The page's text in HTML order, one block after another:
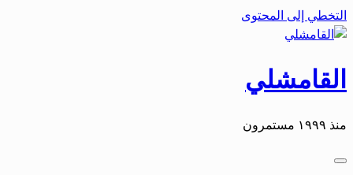
التخطي إلى المحتوى
القامشلي
منذ ١٩٩٩ مستمرون